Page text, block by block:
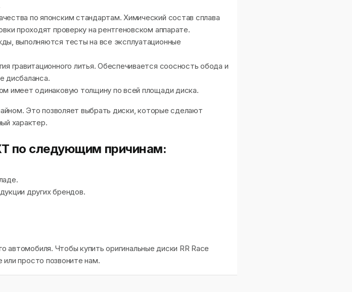
по японским стандартам. Химический состав сплава
проходят проверку на рентгеновском аппарате.
выполняются тесты на все эксплуатационные
гравитационного литья. Обеспечивается соосность обода и
дисбаланса.
имеет одинаковую толщину по всей площади диска.
Это позволяет выбрать диски, которые сделают
характер.
по следующим причинам:
других брендов.
автомобиля. Чтобы купить оригинальные диски RR Race
или просто позвоните нам.